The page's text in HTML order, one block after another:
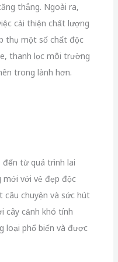
thẳng. Ngoài ra,
cải thiện chất lượng
thụ một số chất độc
thanh lọc môi trường
trong lành hơn.
đến từ quá trình lai
với vẻ đẹp độc
chuyện và sức hút
cây cảnh khó tính
loại phổ biến và được